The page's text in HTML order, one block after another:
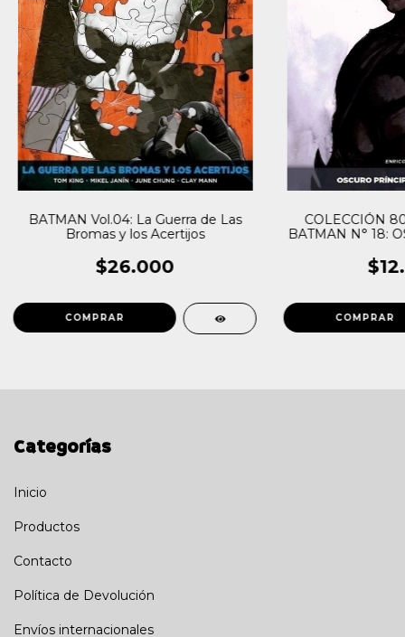
BATMAN Vol.04: La Guerra de Las
Bromas y los Acertijos
$26.000
COLECCIÓN
BATMAN N° 18:
Categorías
Inicio
Productos
Contacto
Política de Devolución
Envíos internacionales